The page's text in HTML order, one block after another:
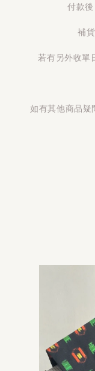
付款
補
若有另外收單
如有其他商品疑